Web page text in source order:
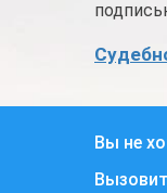
Вы не